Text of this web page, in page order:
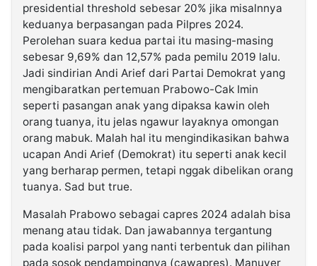
presidential threshold sebesar 20% jika misalnnya
keduanya berpasangan pada Pilpres 2024.
Perolehan suara kedua partai itu masing-masing
sebesar 9,69% dan 12,57% pada pemilu 2019 lalu.
Jadi sindirian Andi Arief dari Partai Demokrat yang
mengibaratkan pertemuan Prabowo-Cak Imin
seperti pasangan anak yang dipaksa kawin oleh
orang tuanya, itu jelas ngawur layaknya omongan
orang mabuk. Malah hal itu mengindikasikan bahwa
ucapan Andi Arief (Demokrat) itu seperti anak kecil
yang berharap permen, tetapi nggak dibelikan orang
tuanya. Sad but true.
Masalah Prabowo sebagai capres 2024 adalah bisa
menang atau tidak. Dan jawabannya tergantung
pada koalisi parpol yang nanti terbentuk dan pilihan
pada sosok pendampingnya (cawapres). Manuver